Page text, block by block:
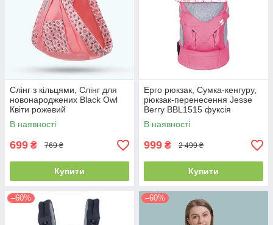
Слінг з кільцями, Слінг для
новонароджених Black Owl
Квіти рожевий
В наявності
699 ₴ 769 ₴
Купити
Ерго рюкзак, Сумка-кенгуру,
рюкзак-перенесення Jesse
Berry BBL1515 фуксія
В наявності
999 ₴ 2 499 ₴
Купити
–60% –60%